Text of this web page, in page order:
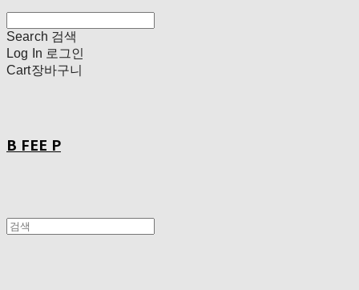
Search 검색
Log In 로그인
Cart장바구니
B FEE P